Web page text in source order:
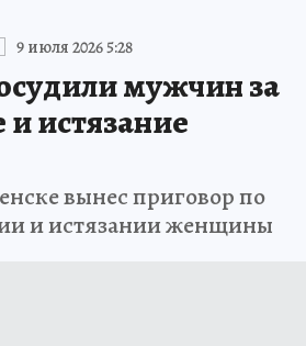
9 июля 2026 5:28
мужчин за
истязание
вынес приговор по
и истязании женщины